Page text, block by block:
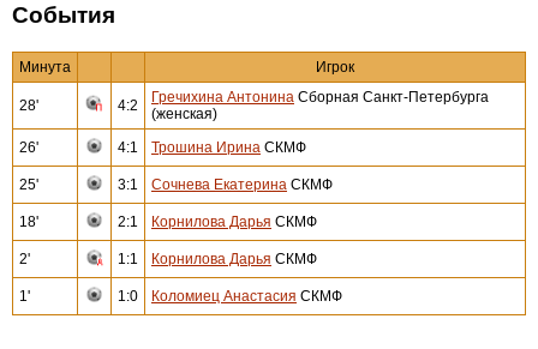
События
Минута Игрок
28' 4:2 Гречихина Антонина Сборная Санкт-Петербурга
(женская)
26'
4:1 Трошина Ирина СКМФ
25' 3:1 Сочнева Екатерина СКМФ
18' 2:1 Корнилова Дарья СКМФ
2' 1:1 Корнилова Дарья СКМФ
1' 1:0 Коломиец Анастасия СКМФ